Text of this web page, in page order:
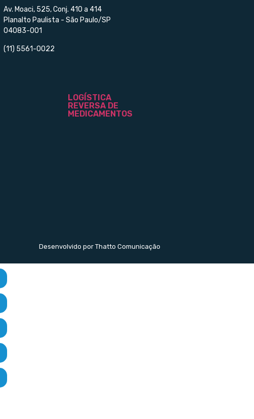
Av. Moaci, 525, Conj. 410 a 414
Planalto Paulista - São Paulo/SP
04083-001
(11) 5561-0022
LOGÍSTICA
REVERSA DE
MEDICAMENTOS
Desenvolvido por Thatto Comunicação